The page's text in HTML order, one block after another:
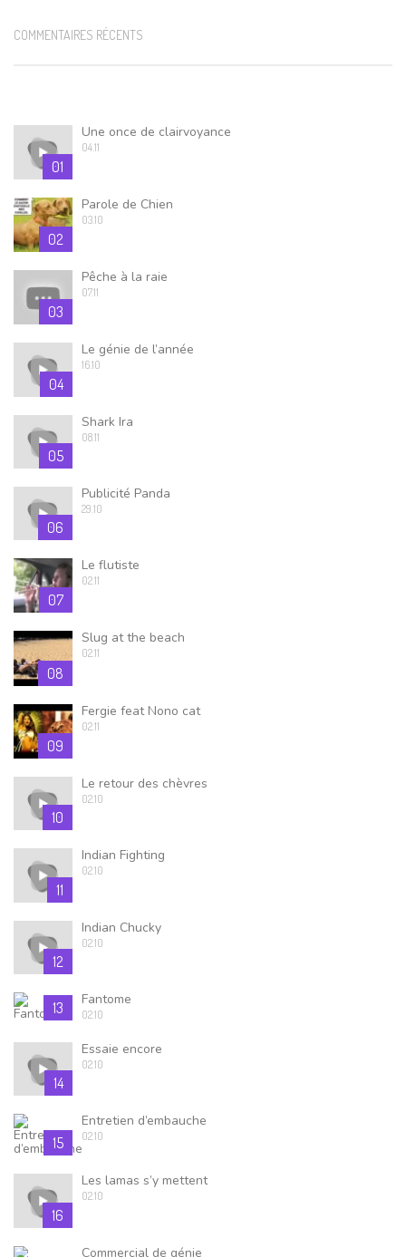
COMMENTAIRES RÉCENTS
01
Une once de clairvoyance
04.11
02
Parole de Chien
03.10
03
Pêche à la raie
07.11
04
Le génie de l’année
16.10
05
Shark Ira
08.11
06
Publicité Panda
29.10
07
Le flutiste
02.11
08
Slug at the beach
02.11
09
Fergie feat Nono cat
02.11
10
Le retour des chèvres
02.10
11
Indian Fighting
02.10
12
Indian Chucky
02.10
13 Fantome
02.10
14
Essaie encore
02.10
15
Entretien d’embauche
02.10
16
Les lamas s’y mettent
02.10
Commercial de génie